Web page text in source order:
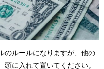
のルールになりますが、他の
頭に入れて置いてください。